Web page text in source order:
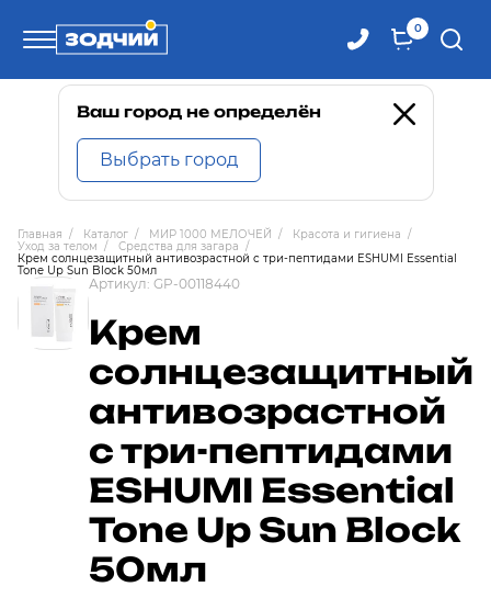
0
Телефоны
8 800 100-71-71
8 (4242) 30-00-27
8 (4242) 30-00-72
Ваш город не определён
Выбрать город
Главная / Каталог / МИР 1000 МЕЛОЧЕЙ / Красота и гигиена /
Уход за телом / Средства для загара /
Крем солнцезащитный антивозрастной с три-пептидами ESHUMI Essential
Tone Up Sun Block 50мл
Артикул: GP-00118440
Крем
солнцезащитный
антивозрастной
с три-пептидами
ESHUMI Essential
Tone Up Sun Block
50мл